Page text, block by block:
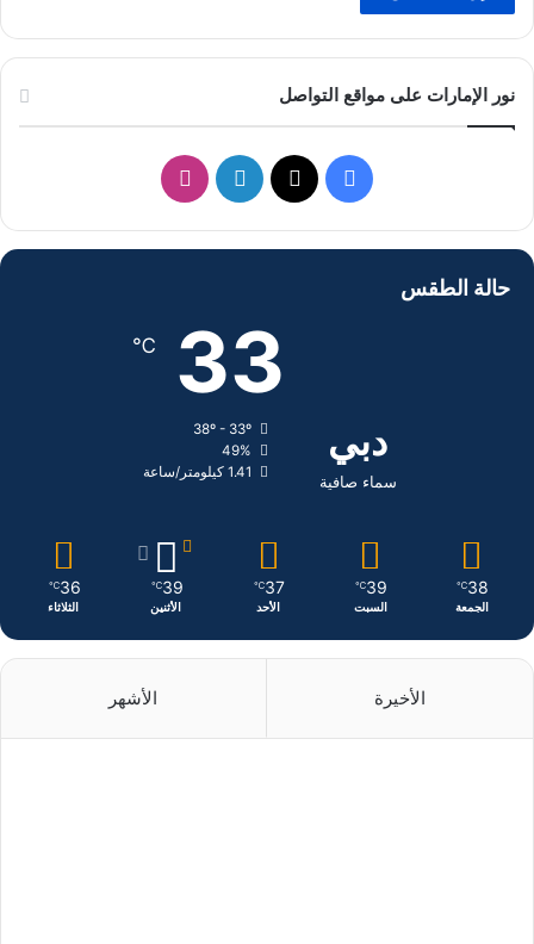
نور الإمارات على مواقع التواصل
ي
X
ي
د
ن
ن
ا
حالة الطقس
دبي
سماء صافية
33
℃
38º - 33º
49%
1.41 كيلومتر/ساعة
38
℃
الجمعة
39
℃
السبت
37
℃
الأحد
39
℃
الأثنين
36
℃
الثلاثاء
الأخيرة الأشهر